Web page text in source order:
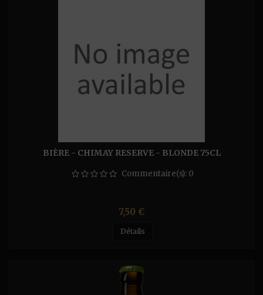
BIÈRE - CHIMAY RESERVE - BLONDE 75CL
Commentaire(s): 0
Prix
7,50 €
Détails